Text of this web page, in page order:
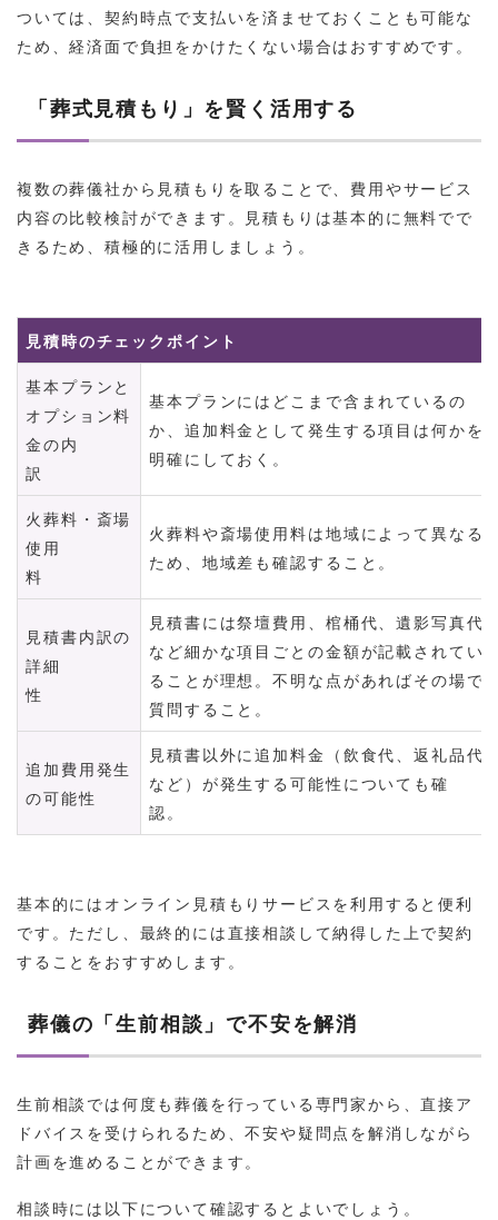
ついては、契約時点で支払いを済ませておくことも可能な
ため、経済面で負担をかけたくない場合はおすすめです。
「葬式見積もり」を賢く活用する
複数の葬儀社から見積もりを取ることで、費用やサービス
内容の比較検討ができます。見積もりは基本的に無料でで
きるため、積極的に活用しましょう。
見積時のチェックポイント
基本プランと
オプション料
金の内
訳
基本プランにはどこまで含まれているの
か、追加料金として発生する項目は何かを
明確にしておく。
火葬料・斎場
使用
料
火葬料や斎場使用料は地域によって異なる
ため、地域差も確認すること。
見積書内訳の
詳細
性
見積書には祭壇費用、棺桶代、遺影写真代
など細かな項目ごとの金額が記載されてい
ることが理想。不明な点があればその場で
質問すること。
追加費用発生
の可能性
見積書以外に追加料金（飲食代、返礼品代
など）が発生する可能性についても確
認。
基本的にはオンライン見積もりサービスを利用すると便利
です。ただし、最終的には直接相談して納得した上で契約
することをおすすめします。
葬儀の「生前相談」で不安を解消
生前相談では何度も葬儀を行っている専門家から、直接ア
ドバイスを受けられるため、不安や疑問点を解消しながら
計画を進めることができます。
相談時には以下について確認するとよいでしょう。